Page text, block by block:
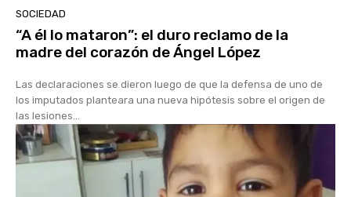
SOCIEDAD
“A él lo mataron”: el duro reclamo de la
madre del corazón de Ángel López
Las declaraciones se dieron luego de que la defensa de uno de
los imputados planteara una nueva hipótesis sobre el origen de
las lesiones...